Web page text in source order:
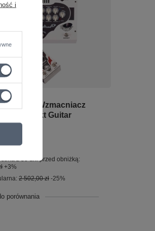
Gitarowy Wzmacniacz
+ efekt Guitar
z 30 dni przed obniżką:
+3%
2 502,00 zł -25%
porównania
i